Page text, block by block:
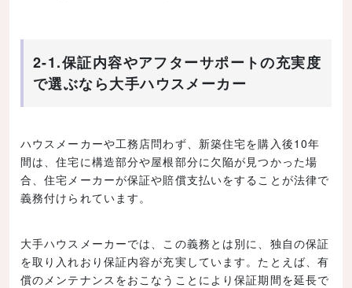
2-1.保証内容やアフターサポートの充実度
で選ぶなら大手ハウスメーカー
ハウスメーカーや工務店問わず、新築住宅を購入後10年
間は、住宅に構造部分や屋根部分に欠陥が見つかった場
合、住宅メーカーが保証や賠償支払いをすることが法律で
義務付けられています。
大手ハウスメーカーでは、この義務とは別に、独自の保証
を取り入れおり保証内容が充実しています。たとえば、有
償のメンテナンスをおこなうことにより保証期間を延長で